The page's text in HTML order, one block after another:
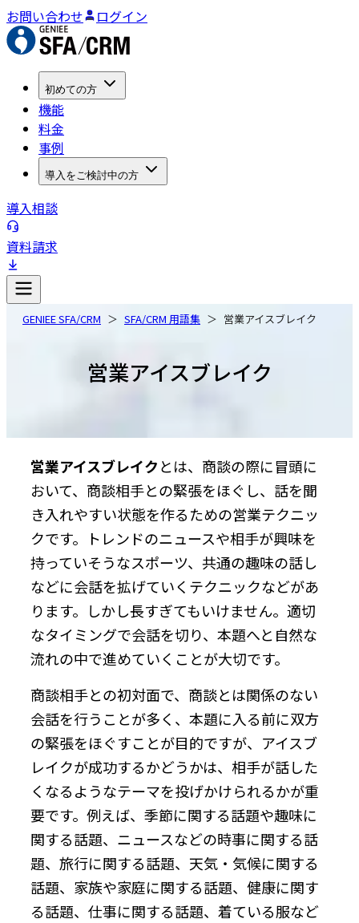
お問い合わせ ログイン
初めての方
機能
料金
事例
導入をご検討中の方
導入相談
資料請求
GENIEE SFA/CRM SFA/CRM 用語集 営業アイスブレイク
営業アイスブレイク
営業アイスブレイクとは、商談の際に冒頭に
おいて、商談相手との緊張をほぐし、話を聞
き入れやすい状態を作るための営業テクニッ
クです。トレンドのニュースや相手が興味を
持っていそうなスポーツ、共通の趣味の話し
などに会話を拡げていくテクニックなどがあ
ります。しかし長すぎてもいけません。適切
なタイミングで会話を切り、本題へと自然な
流れの中で進めていくことが大切です。
商談相手との初対面で、商談とは関係のない
会話を行うことが多く、本題に入る前に双方
の緊張をほぐすことが目的ですが、アイスブ
レイクが成功するかどうかは、相手が話した
くなるようなテーマを投げかけられるかが重
要です。例えば、季節に関する話題や趣味に
関する話題、ニュースなどの時事に関する話
題、旅行に関する話題、天気・気候に関する
話題、家族や家庭に関する話題、健康に関す
る話題、仕事に関する話題、着ている服など